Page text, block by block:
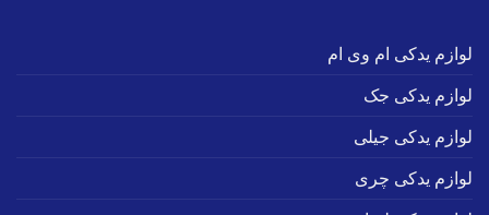
لوازم یدکی ام وی ام
لوازم یدکی جک
لوازم یدکی جیلی
لوازم یدکی چری